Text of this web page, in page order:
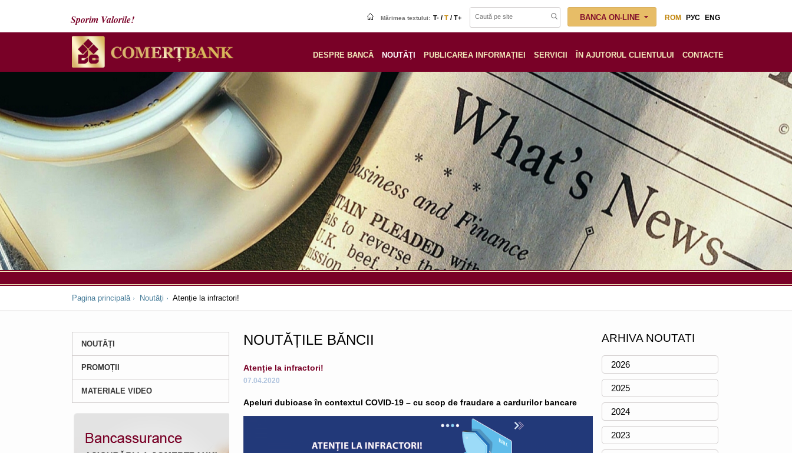
Sporim Valorile! Mărimea textului: T- / T / T+ BANCA ON-LINE ROM РУС ENG
DESPRE BANCĂ NOUTĂŢI PUBLICAREA INFORMAȚIEI SERVICII ÎN AJUTORUL CLIENTULUI СONTACTE
Pagina principală Noutăți Atenție la infractori!
NOUTĂȚI
PROMOȚII
MATERIALE VIDEO
NOUTĂȚILE BĂNCII
Atenție la infractori!
07.04.2020
Apeluri dubioase în contextul COVID-19 – cu scop de fraudare a cardurilor bancare
ARHIVA NOUTATI
2026
2025
2024
2023